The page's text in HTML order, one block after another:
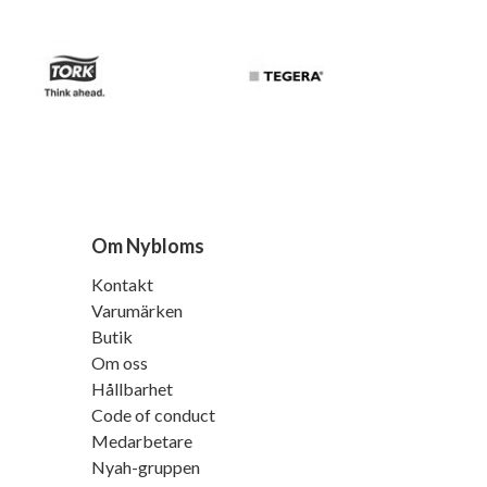
Om Nybloms
Kontakt
Varumärken
Butik
Om oss
Hållbarhet
Code of conduct
Medarbetare
Nyah-gruppen